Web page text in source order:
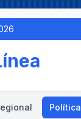
Política